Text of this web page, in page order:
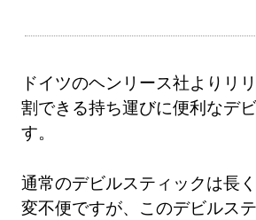
ドイツのヘンリース社よりリ
割できる持ち運びに便利なデ
す。
通常のデビルスティックは長
変不便ですが、このデビルス